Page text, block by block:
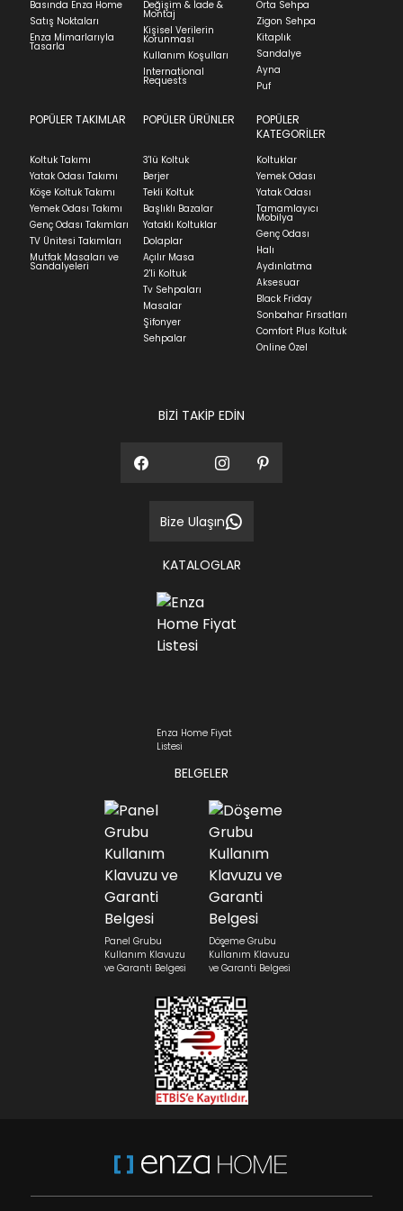
Lupa Soft - Pudra
Select an option.
SUBMIT
Stock moves super-fast. This look-up is an
indication of where stock might be available but
we can't guarantee it'll be there for long.
İadenizin kabul edilmesi için, ürünün hasar
görmemiş, kurulumunun yapılmamış ve
kullanılmamış olması gerekmektedir.
İade ve Değişim bölümünü ziyaret ediniz.
Teslimat
Ev tekstili siparişlerinizin kargoya verilme süresi
ortalama 5-24 iş günüdür.
Yatak siparişlerinizin teslim süresi yaşadığınız şehre
ve ürünün stok durumuna göre ortalama 5-24 iş
günüdür.
Panel ve Döşeme grubu ürün siparişlerinizin teslim
süresi yaşadığınız şehre ve ürünün stok durumuna
göre ortalama 30-45 iş günüdür.
Siparişlerim bölümünden sürecinizi takip edebilirsiniz.
Sıkça Sorulan Sorularbölümünü ziyaret
Stok Uyarı
Bu ürün stoklarımıza geldiğindeposta
Kapat
Basında Enza Home
Satış Noktaları
Enza Mimarlarıyla
Tasarla
Değişim & İade &
Montaj
Kişisel Verilerin
Korunması
Kullanım Koşulları
International
Requests
Orta Sehpa
Zigon Sehpa
Kitaplık
Sandalye
Ayna
Puf
POPÜLER TAKIMLAR
Koltuk Takımı
Yatak Odası Takımı
Köşe Koltuk Takımı
Yemek Odası Takımı
Genç Odası Takımları
TV Ünitesi Takımları
Mutfak Masaları ve
Sandalyeleri
POPÜLER ÜRÜNLER
3'lü Koltuk
Berjer
Tekli Koltuk
Başlıklı Bazalar
Yataklı Koltuklar
Dolaplar
Açılır Masa
2'li Koltuk
Tv Sehpaları
Masalar
Şifonyer
Sehpalar
POPÜLER
KATEGORİLER
Koltuklar
Yemek Odası
Yatak Odası
Tamamlayıcı
Mobilya
Genç Odası
Halı
Aydınlatma
Aksesuar
Black Friday
Sonbahar Fırsatları
Comfort Plus Koltuk
Online Özel
BİZİ TAKİP EDİN
Bize Ulaşın
KATALOGLAR
Enza Home Fiyat
Listesi
BELGELER
Panel Grubu
Kullanım Klavuzu
ve Garanti Belgesi
Döşeme Grubu
Kullanım Klavuzu
ve Garanti Belgesi